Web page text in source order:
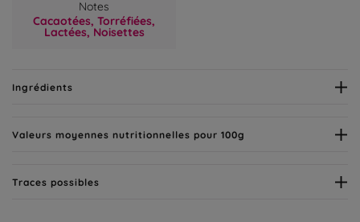
Notes
Cacaotées, Torréfiées,
Lactées, Noisettes
Ingrédients
Valeurs moyennes nutritionnelles pour 100g
Traces possibles